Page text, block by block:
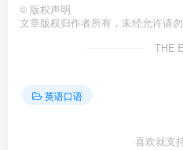
© 版权声明
文章版权归作者所有，未经允许请勿
THE
英语口语
喜欢就支